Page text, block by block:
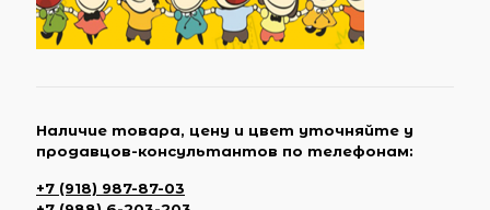
Наличие товара, цену и цвет уточняйте у
продавцов-консультантов по телефонам:
+7 (918) 987-87-03